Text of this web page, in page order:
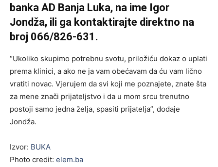
banka AD Banja Luka, na ime Igor
Jondža, ili ga kontaktirajte direktno na
broj 066/826-631.
“Ukoliko skupimo potrebnu svotu, priložiću dokaz o uplati
prema klinici, a ako ne ja vam obećavam da ću vam lično
vratiti novac. Vjerujem da svi koji me poznajete, znate šta
za mene znači prijateljstvo i da u mom srcu trenutno
postoji samo jedna želja, spasiti prijatelja”, dodaje
Jondža.
Izvor: BUKA
Photo credit: elem.ba